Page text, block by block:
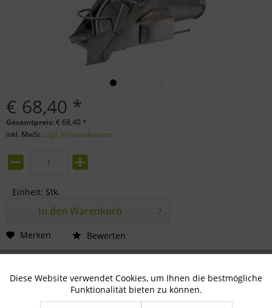
€ 68,40 *
Gesamtpreis:€ 68,40 *
inkl. MwSt. zzgl. Versandkosten
Einheit: Stk.
In den Warenkorb
Merken Bewerten
Technisch notwendig Aktiv
Diese Website verwendet Cookies, um Ihnen die bestmögliche
Funktionalität bieten zu können.